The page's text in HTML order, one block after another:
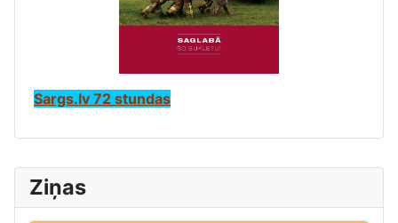
Ziņas
Sargs.lv 72 stundas